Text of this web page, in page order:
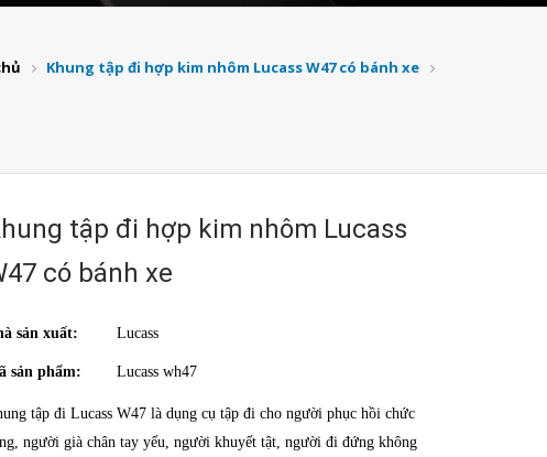
Khung tập đi hợp kim nhôm Lucass W47 có bánh xe
tập đi hợp kim nhôm Lucass
có bánh xe
sản xuất: Lucass
sản phẩm: Lucass wh47
tập đi Lucass W47 là dụng cụ tập đi cho người phục hồi chức
người già chân tay yếu, người khuyết tật, người đi đứng không